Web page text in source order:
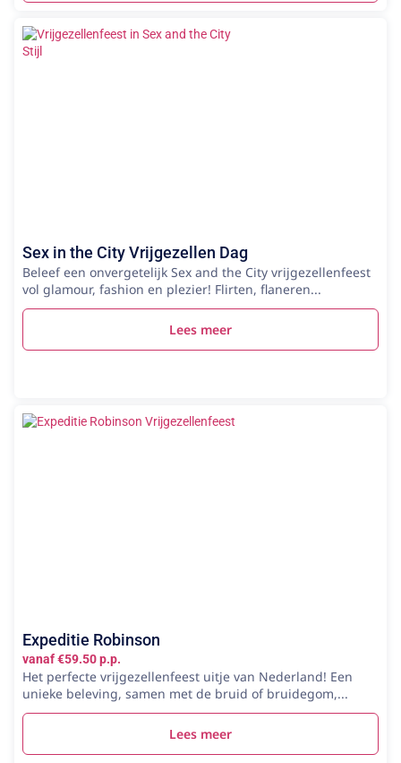
Sex in the City Vrijgezellen Dag
Beleef een onvergetelijk Sex and the City vrijgezellenfeest
vol glamour, fashion en plezier! Flirten, flaneren...
Lees meer
Expeditie Robinson
vanaf €59.50 p.p.
Het perfecte vrijgezellenfeest uitje van Nederland! Een
unieke beleving, samen met de bruid of bruidegom,...
Lees meer